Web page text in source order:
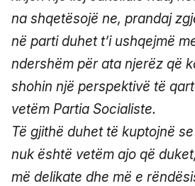
na shqetësojë ne, prandaj
në parti duhet t’i ushqejmë
ndershëm për ata njerëz që
shohin një perspektivë të
vetëm Partia Socialiste.
Të gjithë duhet të kuptojnë
nuk është vetëm ajo që
më delikate dhe më e